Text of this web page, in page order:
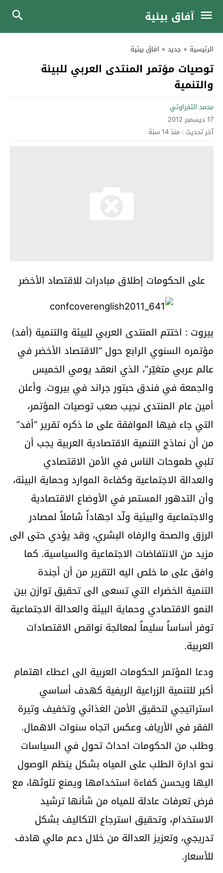
آفاق بيئية
الرئيسية » جديد » افاق بيئية
توصيات مؤتمر المنتدى العربي للبيئة
والتنمية
محمد التفراوتي
17 ديسمبر 2012
آخر تحديث : منذ 14 سنة
على الحكومات إطلاق مبادرات للاقتصاد الأخضر
بيروت : اختتم المنتدى العربي للبيئة والتنمية (أفد)
مؤتمره السنوي الرابع حول “الاقتصاد الأخضر في
عالم عربي متغيّر”، الذي انعقد يومي الخميس
والجمعة في فندق حبتور جراند في بيروت. وأعلن
أمين عام المنتدى نجيب صعب توصيات المؤتمر،
التي جاء فيها الموافقة على ما ذكره تقرير “أفد”
من أن نماذج التنمية الاقتصادية العربية يجب أن
تلبي طموحات الناس في الأمن الاقتصادي
والعدالة الاجتماعية وكفاءة الموارد وحماية البيئة،
وأن التدهور المستمر في الأوضاع الاقتصادية
والاجتماعية والبيئية ولّد اجهاداً شاملاً لمصادر
الرزق والصحة والرفاه البشري، وقد يؤدي حتى الى
مزيد من الانتفاضات الاجتماعية والسياسية. كما
وافق على ما خلص اليه التقرير من أن أجندة
التنمية الخضراء التي تسعى الى تحقيق توازن بين
النمو الاقتصادي وحماية البيئة والعدالة الاجتماعية
توفر أساساً سليماً لمعالجة نواقص الاقتصادات
العربية.
ودعا المؤتمر الحكومات العربية الى اعطاء اهتمام
أكبر للتنمية الزراعية الريفية كهدف أساسي
استراتيجي لتحقيق الأمن الغذائي وتخفيف وتيرة
الفقر في الأرياف وعكس اتجاه سنوات الاهمال.
وطلب من الحكومات احداث تحول في السياسات
نحو ادارة الطلب على المياه بشكل ينظم الوصول
اليها ويحسن كفاءة استخدامها ويمنع تلوثها، مع
فرض تعرفات عادلة للمياه من شأنها ترشيد
الاستخدام، وتحقيق استرجاع التكاليف بشكل
تدريجي، وتعزيز العدالة من خلال دعم مالي هادف
للأسعار.